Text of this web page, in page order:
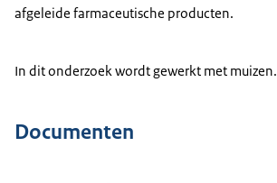
afgeleide farmaceutische producten.
In dit onderzoek wordt gewerkt met muizen.
Documenten